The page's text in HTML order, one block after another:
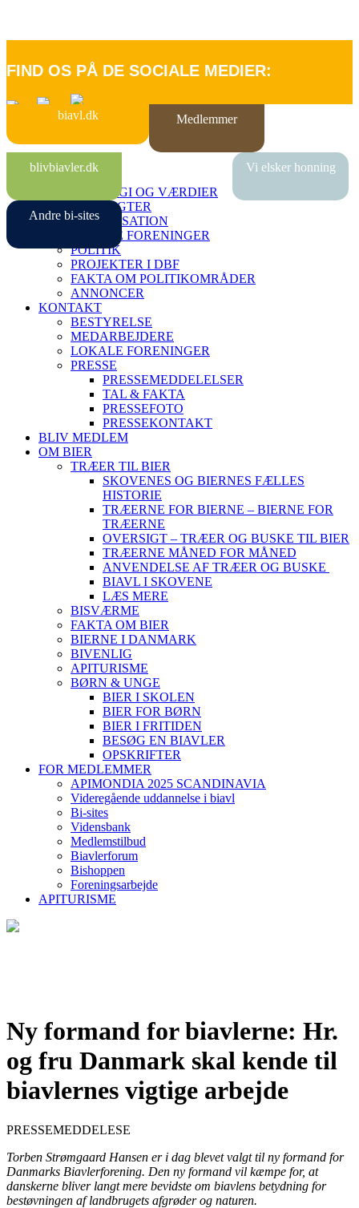
FIND OS PÅ DE SOCIALE MEDIER:
biavl.dk Medlemmer
blivbiavler.dk Vi elsker honning
Andre bi-sites
FORSIDE
STRATEGI OG VÆRDIER
VEDTÆGTER
ORGANISATION
LOKALE FORENINGER
POLITIK
PROJEKTER I DBF
FAKTA OM POLITIKOMRÅDER
ANNONCER
KONTAKT
BESTYRELSE
MEDARBEJDERE
LOKALE FORENINGER
PRESSE
PRESSEMEDDELELSER
TAL & FAKTA
PRESSEFOTO
PRESSEKONTAKT
BLIV MEDLEM
OM BIER
TRÆER TIL BIER
SKOVENES OG BIERNES FÆLLES
HISTORIE
TRÆERNE FOR BIERNE – BIERNE FOR
TRÆERNE
OVERSIGT – TRÆER OG BUSKE TIL BIER
TRÆERNE MÅNED FOR MÅNED
ANVENDELSE AF TRÆER OG BUSKE
BIAVL I SKOVENE
LÆS MERE
BISVÆRME
FAKTA OM BIER
BIERNE I DANMARK
BIVENLIG
APITURISME
BØRN & UNGE
BIER I SKOLEN
BIER FOR BØRN
BIER I FRITIDEN
BESØG EN BIAVLER
OPSKRIFTER
FOR MEDLEMMER
APIMONDIA 2025 SCANDINAVIA
Videregående uddannelse i biavl
Bi-sites
Vidensbank
Medlemstilbud
Biavlerforum
Bishoppen
Foreningsarbejde
APITURISME
Ny formand for biavlerne: Hr.
og fru Danmark skal kende til
biavlernes vigtige arbejde
PRESSEMEDDELESE
Torben Strømgaard Hansen er i dag blevet valgt til ny formand for
Danmarks Biavlerforening. Den ny formand vil kæmpe for, at
danskerne bliver langt mere bevidste om biavlens betydning for
bestøvningen af landbrugets afgrøder og naturen.